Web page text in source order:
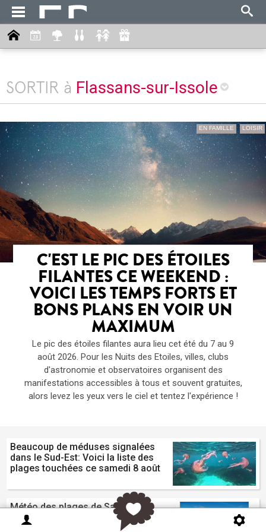
SORTIR à Flassans-sur-Issole
EN FAMILLE LOISIR
C'EST LE PIC DES ÉTOILES
FILANTES CE WEEKEND :
VOICI LES TEMPS FORTS ET
BONS PLANS EN VOIR UN
MAXIMUM
Le pic des étoiles filantes aura lieu cet été du 7 au 9
août 2026. Pour les Nuits des Etoiles, villes, clubs
d'astronomie et observatoires organisent des
manifestations accessibles à tous et souvent gratuites,
alors levez les yeux vers le ciel et tentez l'expérience !
Beaucoup de méduses signalées
dans le Sud-Est: Voici la liste des
plages touchées ce samedi 8 août
Météo des plages de Sanary sur
Mer pour l'été 2026: Drapeau,
méduses, température de l'eau